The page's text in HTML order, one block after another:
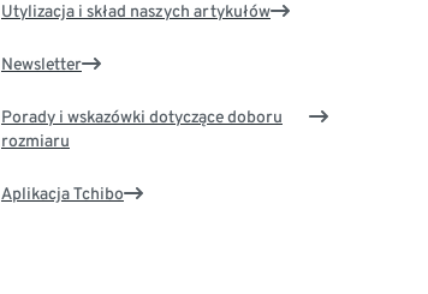
Utylizacja i skład naszych artykułów
Newsletter
Porady i wskazówki dotyczące doboru
rozmiaru
Aplikacja Tchibo